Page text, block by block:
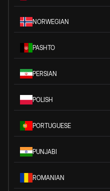
NORWEGIAN
PASHTO
PERSIAN
POLISH
PORTUGUESE
PUNJABI
ROMANIAN